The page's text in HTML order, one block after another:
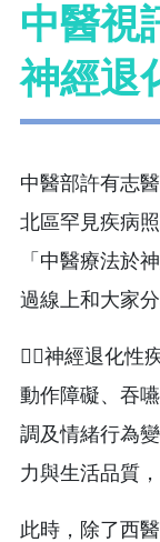
中醫視
神經退
中醫部許有志
北區罕見疾病
「中醫療法於
過線上和大家
👨‍⚕️神經退化性
動作障礙、吞
調及情緒行為
力與生活品質
此時，除了西